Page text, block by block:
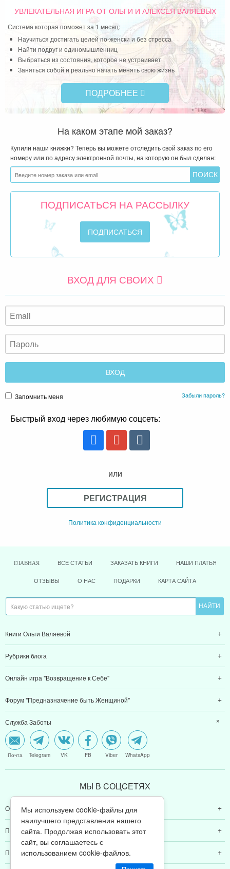
УВЛЕКАТЕЛЬНАЯ ИГРАОТ ОЛЬГИ И АЛЕКСЕЯ ВАЛЯЕВЫХ
Система которая поможет за 1 месяц:
Научиться достигать целей по-женски и без стресса
Найти подруг и единомышленниц
Выбраться из состояния, которое не устраивает
Заняться собой и реально начать менять свою жизнь
ПОДРОБНЕЕ
На каком этапе мой заказ?
Купили наши книжки? Теперь вы можете отследить свой заказ по его
номеру или по адресу электронной почты, на которую он был сделан:
ПОДПИСАТЬСЯ НА РАССЫЛКУ
ВХОД ДЛЯ СВОИХ
Запомнить меня Забыли пароль?
Быстрый вход через любимую соцсеть:
или
РЕГИСТРАЦИЯ
Политика конфиденциальности
ГЛАВНАЯ ВСЕ СТАТЬИ ЗАКАЗАТЬ КНИГИ НАШИ ПЛАТЬЯ
ОТЗЫВЫ О НАС ПОДАРКИ КАРТА САЙТА
Книги Ольги Валяевой
Рубрики блога
Онлайн игра "Возвращение к Себе"
Форум "Предназначение быть Женщиной"
Служба Заботы
Почта Telegram VK FB Viber WhatsApp
МЫ В CОЦCЕТЯХ
Ольга Валяева
Предназначение быть женщиной
Предназначение быть мамой
Мы используем cookie-файлы для
наилучшего представления нашего
сайта. Продолжая использовать этот
сайт, вы соглашаетесь с
использованием cookie-файлов.